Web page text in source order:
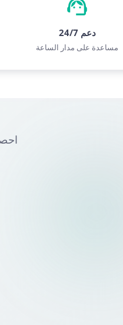
دعم 24/7
مساعدة على مدار الساعة